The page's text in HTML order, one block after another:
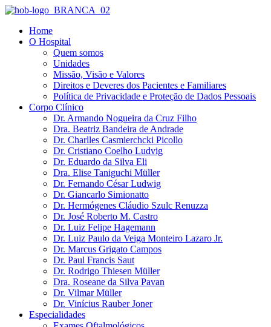
Ir
conteúdo
Home
O Hospital
Quem somos
Unidades
Missão, Visão e Valores
Direitos e Deveres dos Pacientes e Familiares
Política de Privacidade e Proteção de Dados Pessoais
Corpo Clínico
Dr. Armando Nogueira da Cruz Filho
Dra. Beatriz Bandeira de Andrade
Dr. Charlles Casmierchcki Picollo
Dr. Cristiano Coelho Ludvig
Dr. Eduardo da Silva Eli
Dra. Elise Taniguchi Müller
Dr. Fernando César Ludwig
Dr. Giancarlo Simionatto
Dr. Hermógenes Cláudio Szulc Renuzza
Dr. José Roberto M. Castro
Dr. Luiz Felipe Hagemann
Dr. Luiz Paulo da Veiga Monteiro Lazaro Jr.
Dr. Marcus Grigato Campos
Dr. Paul Francis Saut
Dr. Rodrigo Thiesen Müller
Dra. Roseane da Silva Pavan
Dr. Vilmar Müller
Dr. Vinícius Rauber Joner
Especialidades